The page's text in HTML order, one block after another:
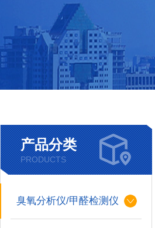
产品分类
PRODUCTS
臭氧分析仪/甲醛检测仪